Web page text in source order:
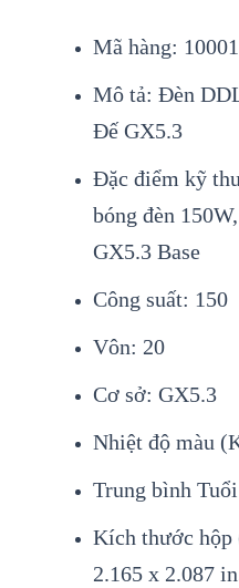
Mã hàng:
Mô tả: Đèn
Đế GX5.3
Đặc điểm kỹ
bóng đèn
GX5.3 Base
Công suất: 150
Vôn: 20
Cơ sở: GX5.3
Nhiệt độ màu
Trung bình
Kích thước
2.165 x 2.087